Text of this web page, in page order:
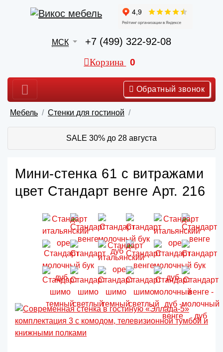
МСК +7 (499) 322-92-08
Корзина 0
Обратный звонок
Мебель Стенки для гостиной
SALE 30% до 28 августа
Мини-стенка 61 с витражами
цвет Стандарт венге Арт. 216